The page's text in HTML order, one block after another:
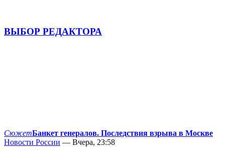
ВЫБОР РЕДАКТОРА
СюжетБанкет генералов. Последствия взрыва в Москве
Новости России — Вчера, 23:58